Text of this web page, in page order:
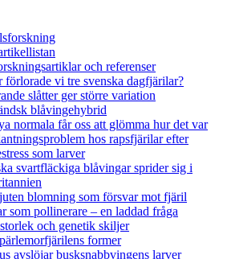
och referenser
förlorade vi tre svenska dagfjärilar?
slåtter ger större variation
blåvingehybrid
normala får oss att glömma hur det var
hos rapsfjärilar efter
som larver
svartfläckiga blåvingar sprider sig i
blomning som försvar mot fjäril
som pollinerare – en laddad fråga
och genetik skiljer
former
avslöjar busksnabbvingens larver